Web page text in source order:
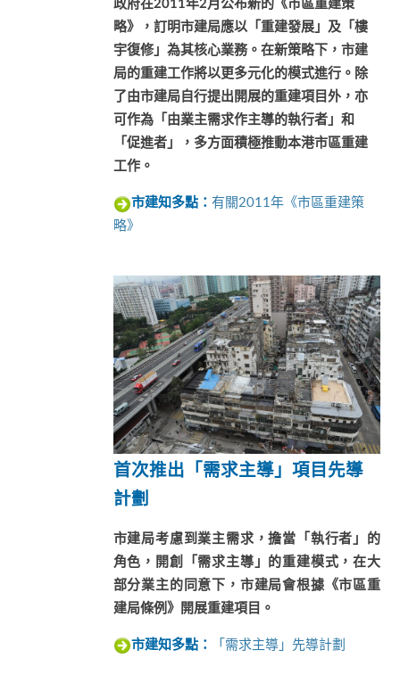
政府在2011年2月公布新的《市區重建策
略》，訂明市建局應以「重建發展」及「樓
宇復修」為其核心業務。在新策略下，市建
局的重建工作將以更多元化的模式進行。除
了由市建局自行提出開展的重建項目外，亦
可作為「由業主需求作主導的執行者」和
「促進者」，多方面積極推動本港市區重建
工作。
市建知多點： 有關2011年《市區重建策
略》
首次推出「需求主導」項目先導
計劃
市建局考慮到業主需求，擔當「執行者」的
角色，開創「需求主導」的重建模式，在大
部分業主的同意下，市建局會根據《市區重
建局條例》開展重建項目。
市建知多點： 「需求主導」先導計劃